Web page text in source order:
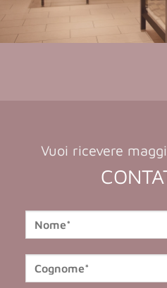
Vuoi ricevere